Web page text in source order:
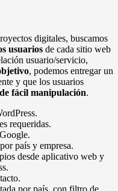
digitales, buscamos
usuarios de cada sitio web
usuario/servicio,
, podemos entregar un
y que los usuarios
fácil manipulación.
requeridas.
país y empresa.
desde aplicativo web y